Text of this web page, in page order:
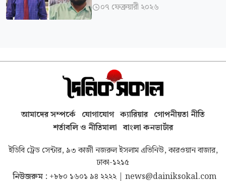
০৭ ফেব্রুয়ারী ২০২৬
আমাদের সম্পর্কে যোগাযোগ ক্যারিয়ার গোপনীয়তা নীতি
শর্তাবলি ও নীতিমালা বাংলা কনভার্টার
ইডিবি ট্রেড সেন্টার, ৯৩ কাজী নজরুল ইসলাম এভিনিউ, কারওয়ান বাজার,
ঢাকা-১২১৫
নিউজরুম : +৮৮০ ১৬০১ ৯৪ ২২২২| news@dainiksokal.com